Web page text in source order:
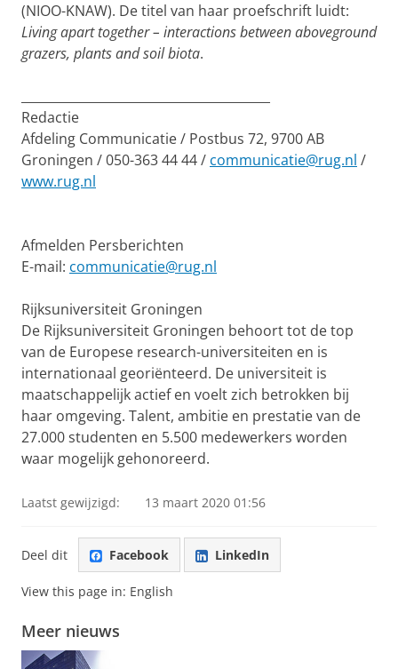
(NIOO-KNAW). De titel van haar proefschrift luidt:
Living apart together – interactions between aboveground
grazers, plants and soil biota.
Redactie
Afdeling Communicatie / Postbus 72, 9700 AB
Groningen / 050-363 44 44 / communicatie@rug.nl /
www.rug.nl
Afmelden Persberichten
E-mail: communicatie@rug.nl
Rijksuniversiteit Groningen
De Rijksuniversiteit Groningen behoort tot de top
van de Europese research-universiteiten en is
internationaal georiënteerd. De universiteit is
maatschappelijk actief en voelt zich betrokken bij
haar omgeving. Talent, ambitie en prestatie van de
27.000 studenten en 5.500 medewerkers worden
waar mogelijk gehonoreerd.
Laatst gewijzigd: 13 maart 2020 01:56
Deel dit Facebook LinkedIn
View this page in: English
Meer nieuws